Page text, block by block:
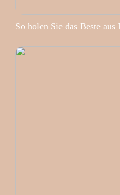
So holen Sie das Beste